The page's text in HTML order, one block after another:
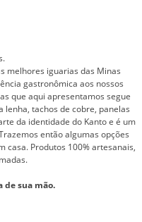
melhores iguarias das Minas
gastronômica aos nossos
que aqui apresentamos segue
lenha, tachos de cobre, panelas
da identidade do Kanto e é um
então algumas opções
casa. Produtos 100% artesanais,
de sua mão.